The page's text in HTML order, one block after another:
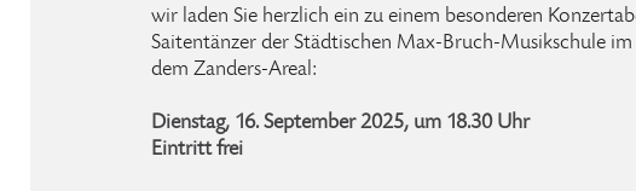
wir laden Sie herzlich ein zu einem besonderen
Saitentänzer der Städtischen Max-Bruch-Musikschule im
dem Zanders-Areal:
Dienstag, 16. September 2025, um 18.30 Uhr
Eintritt frei